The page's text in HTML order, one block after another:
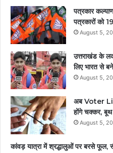
पत्रकार
पत्रकारों को
August 5,
उत्तराखंड के
लिए भारत से
August 5,
अब Voter
होंगे चक्कर, बूथ
August 5,
कांवड़ यात्रा में श्रद्धालुओं पर बरसे फूल,